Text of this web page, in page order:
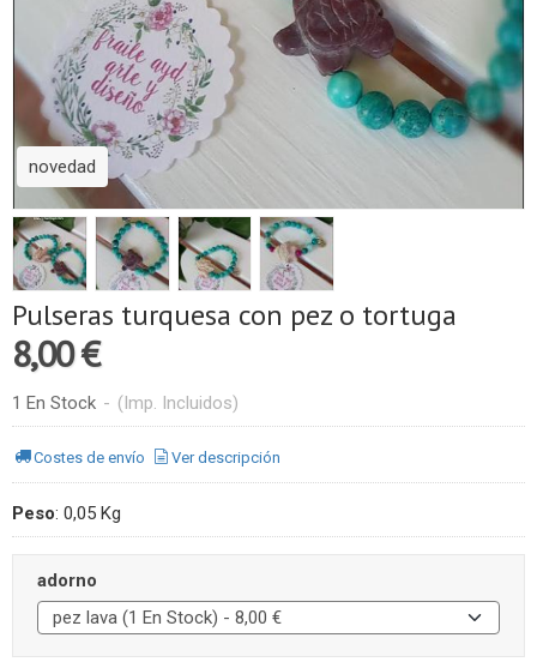
novedad
Pulseras turquesa con pez o tortuga
8,00 €
1 En Stock - (Imp. Incluidos)
Costes de envío Ver descripción
Peso: 0,05 Kg
adorno